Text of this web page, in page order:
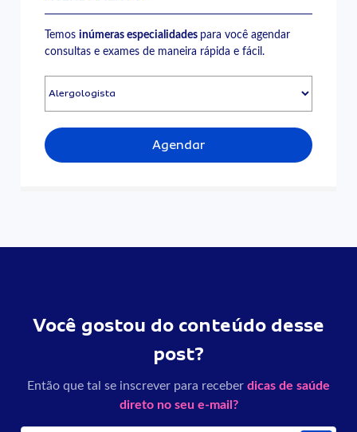
Temosinúmeras especialidades para você agendar
consultas e exames de maneira rápida e fácil.
Agendar
Você gostou do conteúdo desse
post?
Então que tal se inscrever para receber dicas de saúde
direto no seu e-mail?